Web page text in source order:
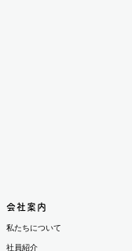
会社案内
私たちについて
社員紹介